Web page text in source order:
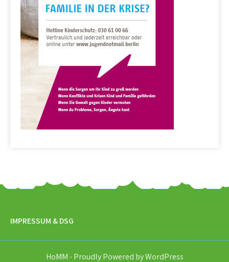
IMPRESSUM & DSG
HoMM - Proudly Powered by WordPress